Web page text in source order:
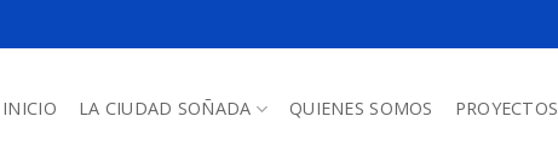
INICIO LA CIUDAD SOÑADA QUIENES SOMOS PROYECTOS